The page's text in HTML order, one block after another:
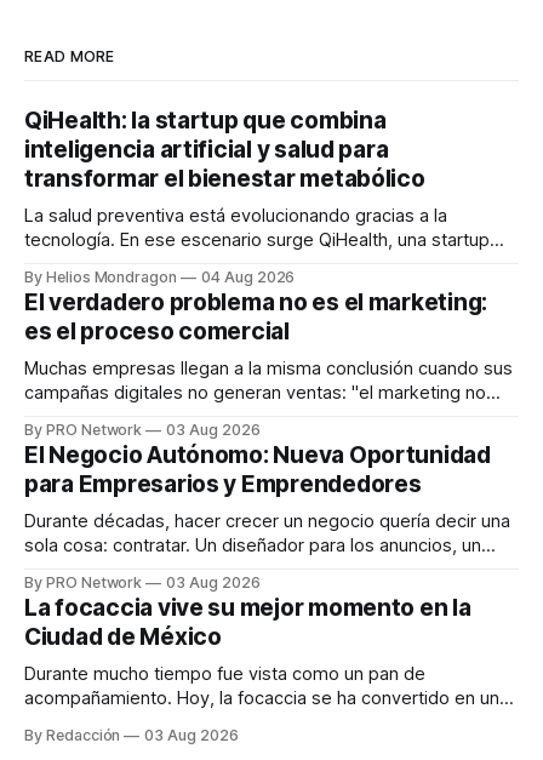
READ MORE
QiHealth: la startup que combina
inteligencia artificial y salud para
transformar el bienestar metabólico
La salud preventiva está evolucionando gracias a la
tecnología. En ese escenario surge QiHealth, una startup
dispositivos inteligentes, inteligencia artificial y monitoreo
en tiempo real para ayudar a las personas a tomar mejores
decisiones sobre su salud metabólica. Su propuesta busca
responder
By Helios Mondragon 04 Aug 2026
El verdadero problema no es el marketing:
es el proceso comercial
Muchas empresas llegan a la misma conclusión cuando sus
campañas digitales no generan ventas: "el marketing no
INTERIUS, el problema suele estar en otro lugar. Durante
una entrevista para el podcast SER PRO, el especialista en
marketing digital explicó que
By PRO Network 03 Aug 2026
El Negocio Autónomo: Nueva Oportunidad
para Empresarios y Emprendedores
Durante décadas, hacer crecer un negocio quería decir una
sola cosa: contratar. Un diseñador para los anuncios, un
para los textos, alguien que supiera de publicidad digital
para encontrar prospectos, un vendedor para atender
llamadas y mensajes, y —con suerte— una persona
By PRO Network 03 Aug 2026
La focaccia vive su mejor momento en la
Ciudad de México
Durante mucho tiempo fue vista como un pan de
acompañamiento. Hoy, la focaccia se ha convertido en uno
artesanal, ingredientes de calidad y experiencias que
By Redacción 03 Aug 2026